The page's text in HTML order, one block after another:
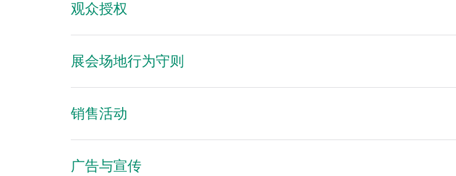
观众授权
展会场地行为守则
销售活动
广告与宣传